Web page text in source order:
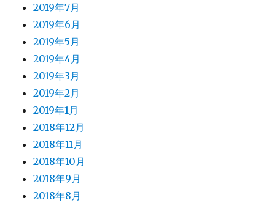
2019年7月
2019年6月
2019年5月
2019年4月
2019年3月
2019年2月
2019年1月
2018年12月
2018年11月
2018年10月
2018年9月
2018年8月